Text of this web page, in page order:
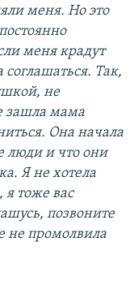
меня. Но это
меня крадут
Так,
не
зашла мама
Она начала
люди и что они
Я не хотела
тоже вас
позвоните
не промолвила